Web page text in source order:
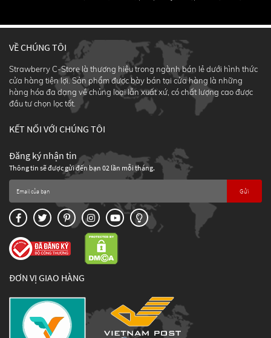
VỀ CHÚNG TÔI
Strawberry C-Store là thương hiệu trong ngành bán lẻ dưới hình thức
cửa hàng tiện lợi. Sản phẩm được bày bán tại cửa hàng là những
hàng hóa đa dạng về chủng loại lẫn xuất xứ, có chất lượng cao được
đầu tư chọn lọc tốt.
KẾT NỐI VỚI CHÚNG TÔI
Đăng ký nhận tin
Thông tin sẽ được gửi đến bạn 02 lần mỗi tháng.
Gửi
ĐƠN VỊ GIAO HÀNG